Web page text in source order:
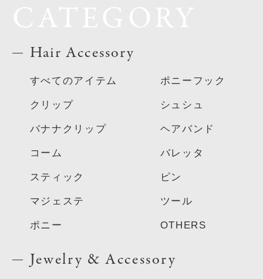
Hair Accessory
すべてのアイテム
クリップ
バナナクリップ
コーム
スティック
マジェステ
ポニー
ポニーフック
シュシュ
ヘアバンド
バレッタ
ピン
ツール
OTHERS
Jewelry & Accessory